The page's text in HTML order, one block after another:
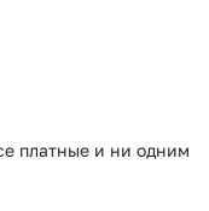
платные и ни одним